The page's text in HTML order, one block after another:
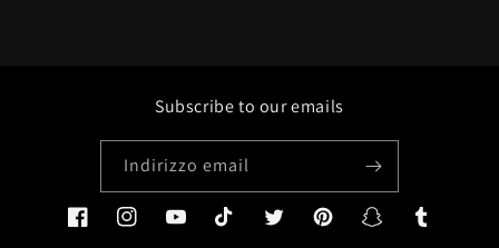
Subscribe to our emails
Indirizzo email
FacebookInstagramYouTubeTikTok TwitterPinterestSnapchatTumblr